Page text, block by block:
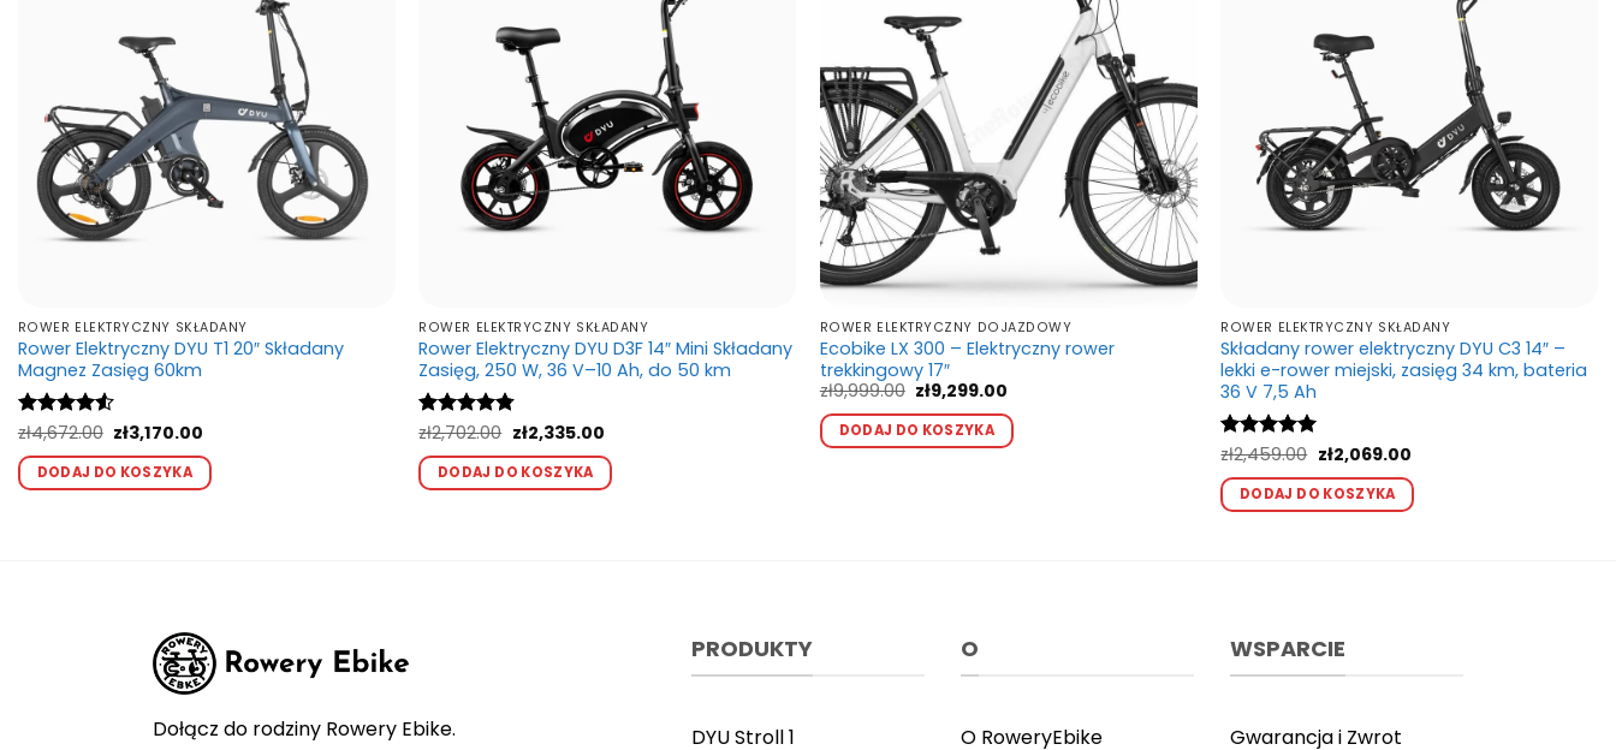
ROWER ELEKTRYCZNY SKŁADANY
Rower Elektryczny DYU T1 20″ Składany
Magnez Zasięg 60km
Oceniono
zł4,672.00 Pierwotna
cena
wynosiła:
zł4,672.00.
zł3,170.00
wynosi:
zł3,170.00.
DODAJ DO KOSZYKA
wybrać
na
produktu
ROWER ELEKTRYCZNY SKŁADANY
Rower Elektryczny DYU D3F 14″ Mini Składany
Zasięg, 250 W, 36 V–10 Ah, do 50 km
Oceniono
zł2,702.00 Pierwotna
cena
wynosiła:
zł2,702.00.
zł2,335.00Aktualna
wynosi:
zł2,335.00.
DODAJ DO KOSZYKA
produktu
ROWER ELEKTRYCZNY DOJAZDOWY
Ecobike LX 300 – Elektryczny rower
trekkingowy 17″
zł9,999.00 Pierwotna
cena
wynosiła:
zł9,999.00.
zł9,299.00
wynosi:
zł9,299.00.
DODAJ DO KOSZYKA
ROWER ELEKTRYCZNY SKŁADANY
Składany rower elektryczny DYU C3 14″ –
lekki e-rower miejski, zasięg 34 km, bateria
36 V 7,5 Ah
Oceniono5
zł2,459.00 Pierwotna
cena
wynosiła:
zł2,459.00.
zł2,069.00Aktualna
wynosi:
zł2,069.00.
DODAJ DO KOSZYKA
Dołącz do rodziny Rowery Ebike.
PRODUKTY
DYU Stroll 1
O
O RoweryEbike
WSPARCIE
Gwarancja i Zwrot